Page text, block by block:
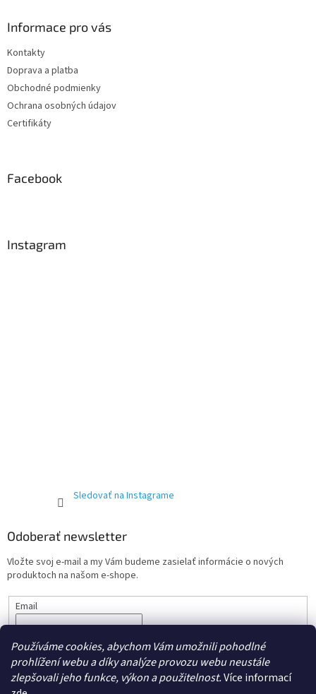
Používáme cookies, abychom Vám umožnili pohodlné
prohlížení webu a díky analýze provozu webu neustále
zlepšovali jeho funkce, výkon a použitelnost.Více informací
Informace pro vás
Kontakty
Doprava a platba
Obchodné podmienky
Ochrana osobných údajov
Certifikáty
Facebook
Instagram
Sledovať na Instagrame
Odoberať newsletter
Vložte svoj e-mail a my Vám budeme zasielať informácie o nových
produktoch na našom e-shope.
Email
údajov.
PRIHLÁSIŤ SA